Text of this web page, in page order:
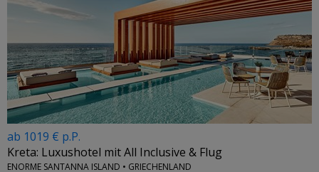
ab 1019 € p.P.
Kreta: Luxushotel mit All Inclusive & Flug
ENORME SANTANNA ISLAND • GRIECHENLAND